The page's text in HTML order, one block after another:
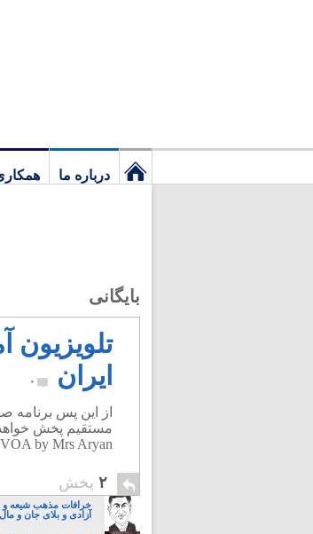
درباره ما
بایگانی
تلویزیون
ایران
۰
از این پس برنامه
by Mrs Aryan.
۲ پخش
خرافات مذهب شیعه و
آزادی و بلای جان و